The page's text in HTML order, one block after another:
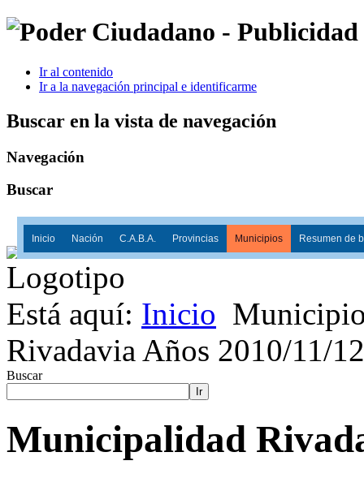
Ir al contenido
Ir a la navegación principal e identificarme
Buscar en la vista de navegación
Navegación
Buscar
Inicio Nación C.A.B.A. Provincias Municipios Resumen de
Está aquí: Inicio
Rivadavia Años 2010/11/12
Buscar
Ir
Municipalidad